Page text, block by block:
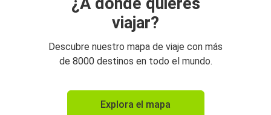
viajar?
Descubre nuestro mapa de viaje con más
de 8000 destinos en todo el mundo.
Explora el mapa